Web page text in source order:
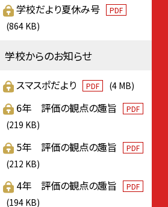
学校だより夏休み号 PDF
(864 KB)
学校からのお知らせ
スマスポだより PDF (4 MB)
6年 評価の観点の趣旨 PDF
(219 KB)
5年 評価の観点の趣旨 PDF
(212 KB)
4年 評価の観点の趣旨 PDF
(194 KB)